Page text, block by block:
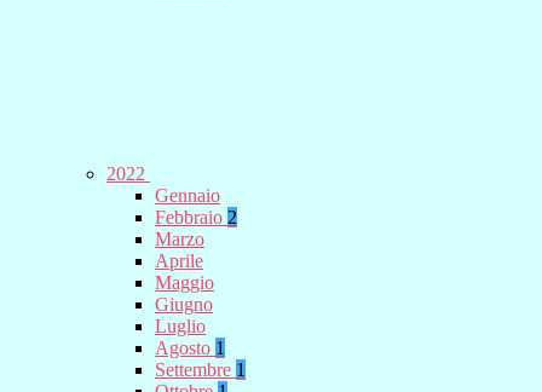
2022
Gennaio
Febbraio 2
Marzo
Aprile
Maggio
Giugno
Luglio
Agosto 1
Settembre 1